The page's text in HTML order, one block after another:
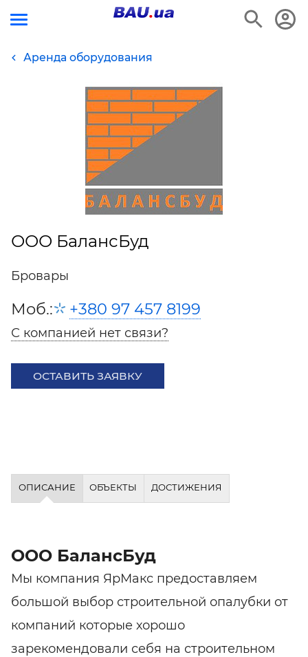
Аренда оборудования
ООО БалансБуд
Бровары
Моб.: +380 97 457 8199
С компанией нет связи?
ОСТАВИТЬ ЗАЯВКУ
ОПИСАНИЕ ОБЪЕКТЫ ДОСТИЖЕНИЯ
ООО БалансБуд
Мы компания ЯрМакс предоставляем
большой выбор строительной опалубки от
компаний которые хорошо
зарекомендовали себя на строительном